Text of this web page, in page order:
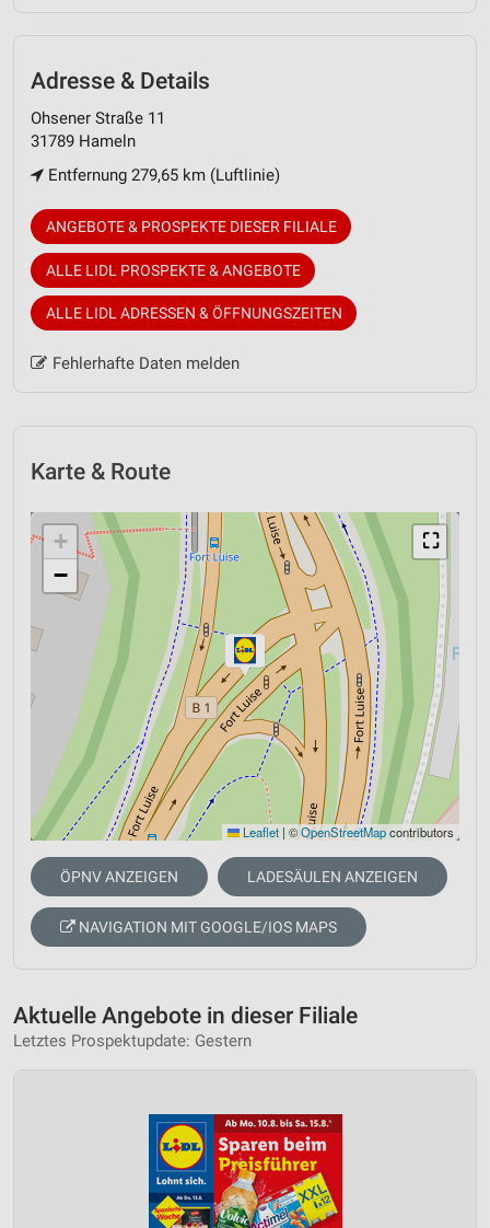
Adresse & Details
Ohsener Straße 11
31789 Hameln
Entfernung 279,65 km (Luftlinie)
ANGEBOTE & PROSPEKTE DIESER FILIALE
ALLE LIDL PROSPEKTE & ANGEBOTE
ALLE LIDL ADRESSEN & ÖFFNUNGSZEITEN
Fehlerhafte Daten melden
Karte & Route
⛶
+
−
Leaflet | ©OpenStreetMapcontributors
ÖPNV ANZEIGEN LADESÄULEN ANZEIGEN
NAVIGATION MIT GOOGLE/IOS MAPS
Aktuelle Angebote in dieser Filiale
Letztes Prospektupdate: Gestern